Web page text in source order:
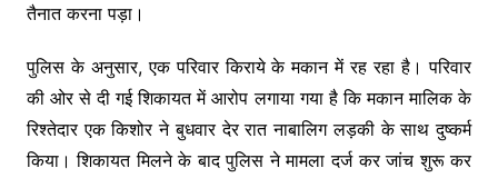
तैनात करना पड़ा।
पुलिस के अनुसार, एक परिवार किराये के मकान में रह रहा है। परिवार
की ओर से दी गई शिकायत में आरोप लगाया गया है कि मकान मालिक के
रिश्तेदार एक किशोर ने बुधवार देर रात नाबालिग लड़की के साथ दुष्कर्म
किया। शिकायत मिलने के बाद पुलिस ने मामला दर्ज कर जांच शुरू कर